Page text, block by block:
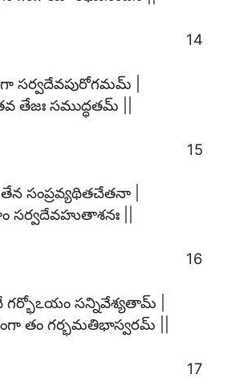
14
సర్వదేవపురోగమమ్ |
తేజః సముద్ధతమ్ ||
15
సంప్రవ్యథితచేతనా |
సర్వదేవహుతాశనః ||
16
సన్నివేశ్యతామ్ |
తం గర్భమతిభాస్వరమ్ ||
17